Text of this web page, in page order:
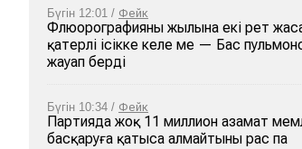
Бүгін 12:01 / Фейк
Флюорографияны жылына екі рет
қатерлі ісікке әкеле ме — Бас
жауап берді
Бүгін 10:34 / Фейк
Партияда жоқ 11 миллион азамат
басқаруға қатыса алмайтыны рас па